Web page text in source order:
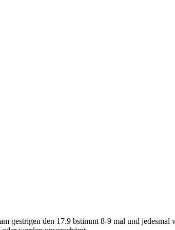
gestrigen den 17.9 bstimmt 8-9 mal und